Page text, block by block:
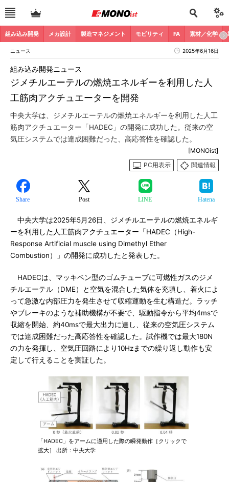
組み込み開発 メカ設計 製造マネジメント モビリティ FA 素材／化学
ニュース 2025年6月16日
ジメチルエーテルの燃焼エネルギーを利用した人
工筋肉アクチュエーターを開発
組み込み開発ニュース
中央大学は、ジメチルエーテルの燃焼エネルギーを利用した人工
筋肉アクチュエーター「HADEC」の開発に成功した。従来の空
気圧システムでは達成困難だった、高応答性を確認した。
[MONOist]
PC用表示
関連情報
Share Post LINE Hatena
中央大学は2025年5月26日、ジメチルエーテルの燃焼エネルギ
ーを利用した人工筋肉アクチュエーター「HADEC（High-
Response Artificial muscle using Dimethyl Ether
Combustion）」の開発に成功したと発表した。
HADECは、マッキベン型のゴムチューブに可燃性ガスのジメ
チルエーテル（DME）と空気を混合した気体を充填し、着火によ
って急激な内部圧力を発生させて収縮運動を生む構造だ。ラッチ
やブレーキのような補助機構が不要で、駆動指令から平均4msで
収縮を開始、約40msで最大出力に達し、従来の空気圧システム
では達成困難だった高応答性を確認した。試作機では最大180N
の力を発揮し、空気圧回路により10Hzまでの繰り返し動作も安
定して行えることを実証した。
「HADEC」をアームに適用した際の瞬発動作［クリックで
拡大］ 出所：中央大学